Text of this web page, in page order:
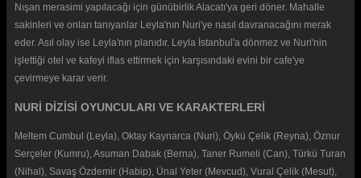
Nışan merasimi yapılacağı için günübirlik Alacatı'ya geri döner. Mahalle
sakinleri ve onları tanıyanlar Leyla'nın Nuri'ye nasıl davranacağını merak
eder. Asıl olay ise Leyla'nın planıdır. Leyla İstanbul'a dönmez ve Nuri'nin
işlettiği otel ve kafeyi iflas ettirmek için karşısındaki evini bir cafe'ye
çevirmeye karar verir.
NURİ DİZİSİ OYUNCULARI VE KARAKTERLERİ
Meltem Cumbul (Leyla), Oktay Kaynarca (Nuri), Öykü Çelik (Reyna), Öznur
Serçeler (Kumru), Asuman Dabak (Berna), Taner Rumeli (Can), Türkü Turan
(Nihal), Savaş Özdemir (Habip), Ünal Yeter (Mevcud), Vural Çelik (Mesut),